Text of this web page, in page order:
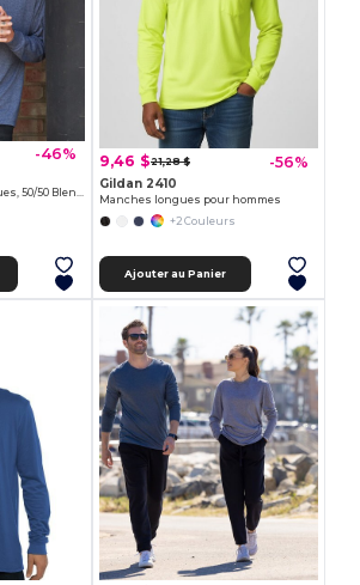
-46% 9,46 $21,28 $ -56%
Gildan 2410
Manches longues pour hommes
+2 Couleurs
Ajouter au Panier